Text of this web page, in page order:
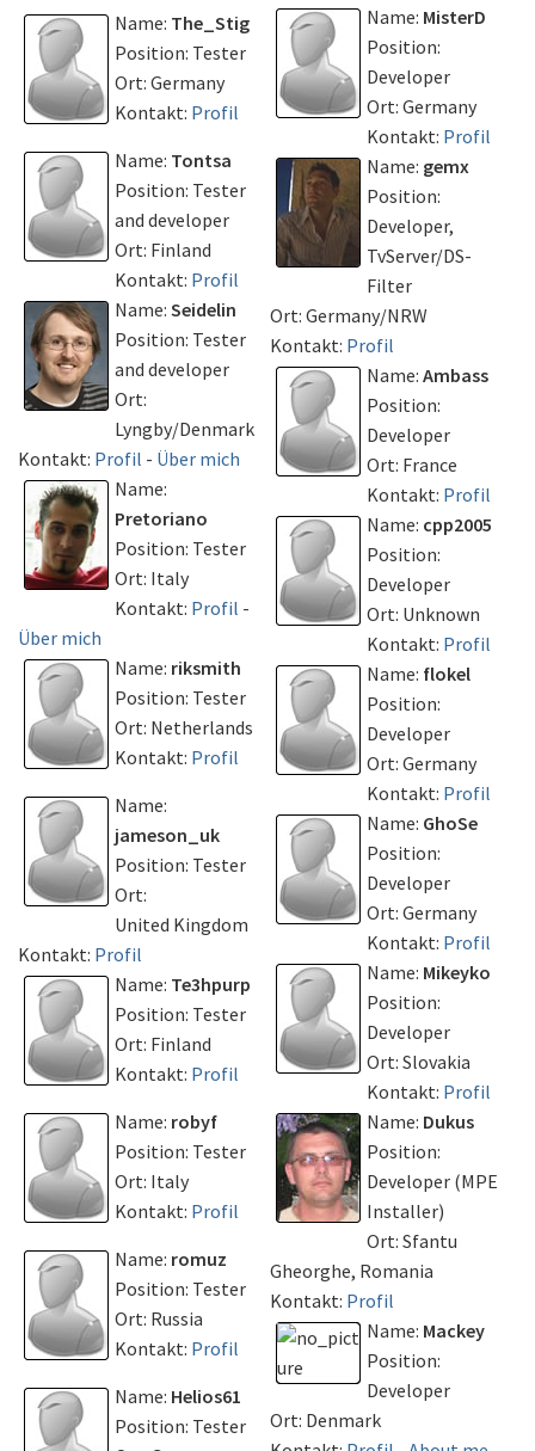
Name: The_Stig
Position: Tester
Ort: Germany
Kontakt: Profil
Name: Tontsa
Position: Tester
and developer
Ort: Finland
Kontakt: Profil
Name: Seidelin
Position: Tester
and developer
Ort:
Lyngby/Denmark
Kontakt: Profil - Über mich
Name:
Pretoriano
Position: Tester
Ort: Italy
Kontakt: Profil -
Über mich
Name: riksmith
Position: Tester
Ort: Netherlands
Kontakt: Profil
Name:
jameson_uk
Position: Tester
Ort:
United Kingdom
Kontakt: Profil
Name: Te3hpurp
Position: Tester
Ort: Finland
Kontakt: Profil
Name: robyf
Position: Tester
Ort: Italy
Kontakt: Profil
Name: romuz
Position: Tester
Ort: Russia
Kontakt: Profil
Name: Helios61
Position: Tester
Name: MisterD
Position:
Developer
Ort: Germany
Kontakt: Profil
Name: gemx
Position:
Developer,
TvServer/DS-
Filter
Ort: Germany/NRW
Kontakt: Profil
Name: Ambass
Position:
Developer
Ort: France
Kontakt: Profil
Name: cpp2005
Position:
Developer
Ort: Unknown
Kontakt: Profil
Name: flokel
Position:
Developer
Ort: Germany
Kontakt: Profil
Name: GhoSe
Position:
Developer
Ort: Germany
Kontakt: Profil
Name: Mikeyko
Position:
Developer
Ort: Slovakia
Kontakt: Profil
Name: Dukus
Position:
Developer (MPE
Installer)
Ort: Sfantu
Gheorghe, Romania
Kontakt: Profil
Name: Mackey
Position:
Developer
Ort: Denmark